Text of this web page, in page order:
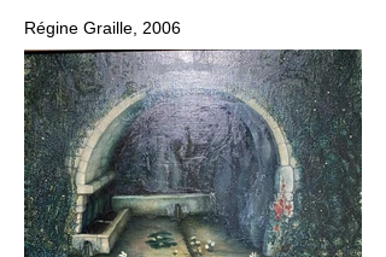
Régine Graille, 2006